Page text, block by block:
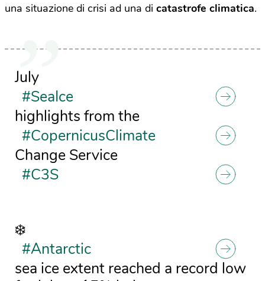
una situazione di crisi ad una di catastrofe climatica.
July
#SeaIce
highlights from the
#CopernicusClimate
Change Service
#C3S
❄️
#Antarctic
sea ice extent reached a record low